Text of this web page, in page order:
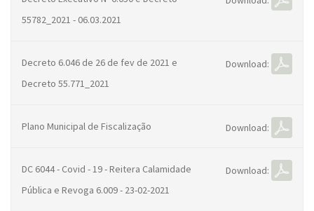
55782_2021 - 06.03.2021
Decreto 6.046 de 26 de fev de 2021 e
Decreto 55.771_2021
Download:
Plano Municipal de Fiscalização Download:
DC 6044 - Covid - 19 - Reitera Calamidade
Pública e Revoga 6.009 - 23-02-2021
Download: